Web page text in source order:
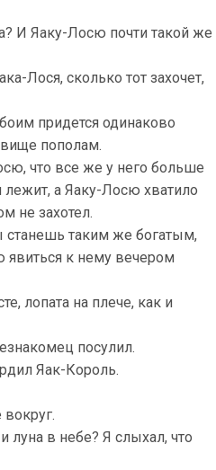
И Яаку-Лосю почти такой же
Лося, сколько тот захочет,
придется одинаково
пополам.
что все же у него больше
лежит, а Яаку-Лосю хватило
не захотел.
таким же богатым,
явиться к нему вечером
лопата на плече, как и
посулил.
Яак-Король.
луна в небе? Я слыхал, что